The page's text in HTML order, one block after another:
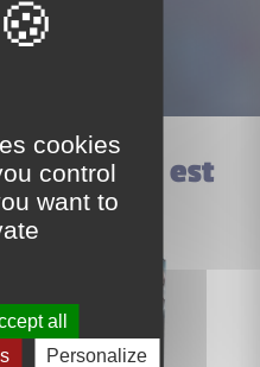
hp174 est
sets
cookies
control
want to
all
Personalize